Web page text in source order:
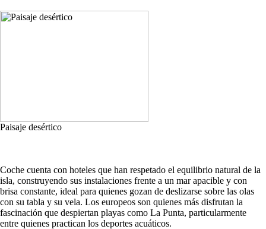
Paisaje desértico
Coche cuenta con hoteles que han respetado el equilibrio natural de la
isla, construyendo sus instalaciones frente a un mar apacible y con
brisa constante, ideal para quienes gozan de deslizarse sobre las olas
con su tabla y su vela. Los europeos son quienes más disfrutan la
fascinación que despiertan playas como La Punta, particularmente
entre quienes practican los deportes acuáticos.